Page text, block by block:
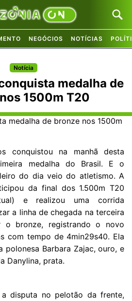
NEGÓCIOS NOTÍCIAS
Notícia
medalha de
1500m T20
conquistou na manhã desta
medalha do Brasil. E o
do dia veio do atletismo. A
da final dos 1.500m T20
e realizou uma corrida
a linha de chegada na terceira
o bronze, registrando o novo
com tempo de 4min29s40. Ela
polonesa Barbara Zajac, ouro, e
Danylina, prata.
a disputa no pelotão da frente,